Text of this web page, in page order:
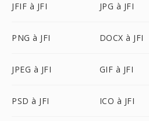
JFIF à JFI JPG à JFI
PNG à JFI DOCX à JFI
JPEG à JFI GIF à JFI
PSD à JFI ICO à JFI